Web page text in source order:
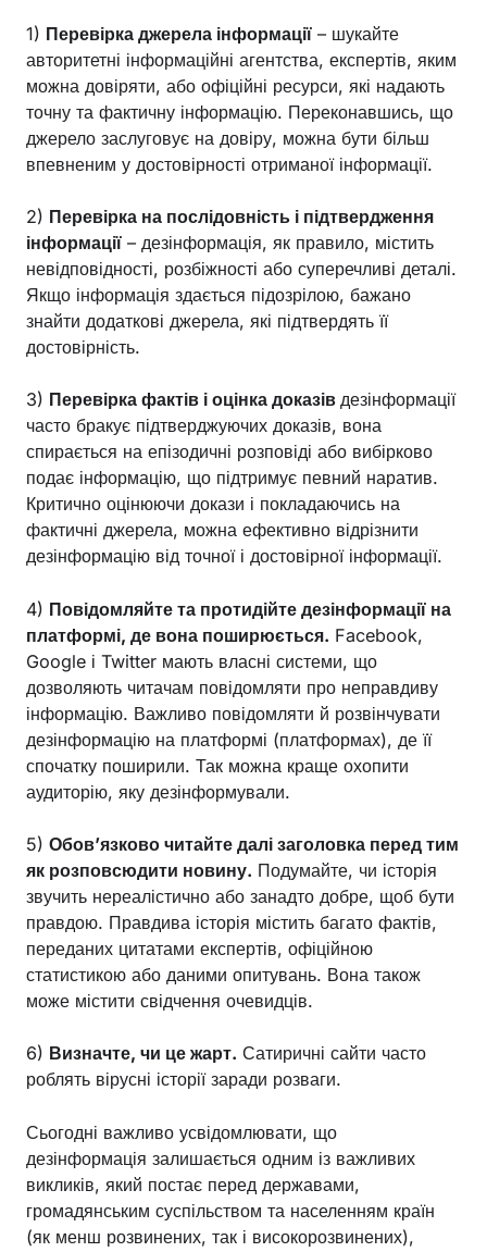
1) Перевірка джерела інформації – шукайте
авторитетні інформаційні агентства, експертів, яким
можна довіряти, або офіційні ресурси, які надають
точну та фактичну інформацію. Переконавшись, що
джерело заслуговує на довіру, можна бути більш
впевненим у достовірності отриманої інформації.
2) Перевірка на послідовність і підтвердження
інформації – дезінформація, як правило, містить
невідповідності, розбіжності або суперечливі деталі.
Якщо інформація здається підозрілою, бажано
знайти додаткові джерела, які підтвердять її
достовірність.
3) Перевірка фактів і оцінка доказів дезінформації
часто бракує підтверджуючих доказів, вона
спирається на епізодичні розповіді або вибірково
подає інформацію, що підтримує певний наратив.
Критично оцінюючи докази і покладаючись на
фактичні джерела, можна ефективно відрізнити
дезінформацію від точної і достовірної інформації.
4) Повідомляйте та протидійте дезінформації на
платформі, де вона поширюється. Facebook,
Google і Twitter мають власні системи, що
дозволяють читачам повідомляти про неправдиву
інформацію. Важливо повідомляти й розвінчувати
дезінформацію на платформі (платформах), де її
спочатку поширили. Так можна краще охопити
аудиторію, яку дезінформували.
5) Обов’язково читайте далі заголовка перед тим
як розповсюдити новину. Подумайте, чи історія
звучить нереалістично або занадто добре, щоб бути
правдою. Правдива історія містить багато фактів,
переданих цитатами експертів, офіційною
статистикою або даними опитувань. Вона також
може містити свідчення очевидців.
6) Визначте, чи це жарт. Сатиричні сайти часто
роблять вірусні історії заради розваги.
Сьогодні важливо усвідомлювати, що
дезінформація залишається одним із важливих
викликів, який постає перед державами,
громадянським суспільством та населенням країн
(як менш розвинених, так і високорозвинених),